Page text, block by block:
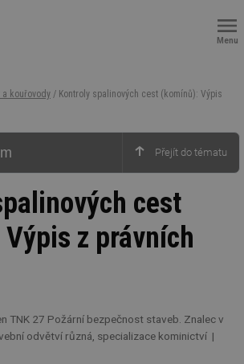
Menu
a kouřovody / Kontroly spalinových cest (komínů): Výpis
cest
z právních
TNK 27 Požární bezpečnost staveb. Znalec v
odvětví různá, specializace kominictví